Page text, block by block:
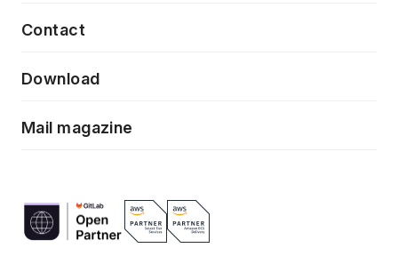
Event/Seminer
Contact
Download
Mail magazine